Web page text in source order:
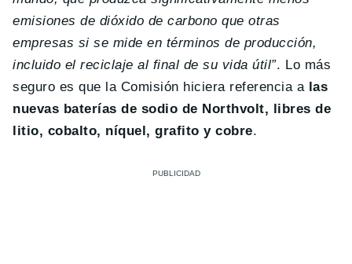
emisiones de dióxido de carbono que otras
empresas si se mide en términos de producción,
incluido el reciclaje al final de su vida útil”. Lo más
seguro es que la Comisión hiciera referencia a las
nuevas baterías de sodio de Northvolt, libres de
litio, cobalto, níquel, grafito y cobre.